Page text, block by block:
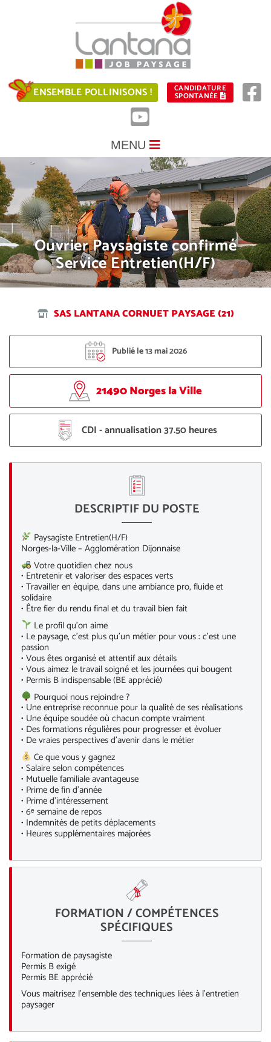
ENSEMBLE POLLINISONS ! CANDIDATURE
SPONTANÉE
MENU
Ouvrier Paysagiste confirmé
Service Entretien(H/F)
SAS LANTANA CORNUET PAYSAGE (21)
Publié le 13 mai 2026
21490 Norges la Ville
CDI - annualisation 37.50 heures
DESCRIPTIF DU POSTE
Paysagiste Entretien(H/F)
Norges-la-Ville – Agglomération Dijonnaise
Votre quotidien chez nous
• Entretenir et valoriser des espaces verts
• Travailler en équipe, dans une ambiance pro, fluide et
solidaire
• Être fier du rendu final et du travail bien fait
Le profil qu’on aime
• Le paysage, c’est plus qu’un métier pour vous : c’est une
passion
• Vous êtes organisé et attentif aux détails
• Vous aimez le travail soigné et les journées qui bougent
• Permis B indispensable (BE apprécié)
Pourquoi nous rejoindre ?
• Une entreprise reconnue pour la qualité de ses réalisations
• Une équipe soudée où chacun compte vraiment
• Des formations régulières pour progresser et évoluer
• De vraies perspectives d’avenir dans le métier
Ce que vous y gagnez
• Salaire selon compétences
• Mutuelle familiale avantageuse
• Prime de fin d’année
• Prime d’intéressement
• 6ᵉ semaine de repos
• Indemnités de petits déplacements
• Heures supplémentaires majorées
FORMATION / COMPÉTENCES
SPÉCIFIQUES
Formation de paysagiste
Permis B exigé
Permis BE apprécié
Vous maitrisez l’ensemble des techniques liées à l’entretien
paysager